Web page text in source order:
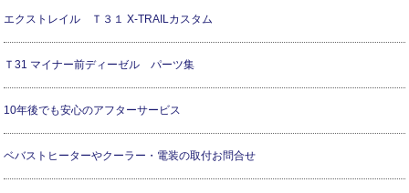
エクストレイル Ｔ３１ X-TRAILカスタム
Ｔ31 マイナー前ディーゼル パーツ集
10年後でも安心のアフターサービス
ベバストヒーターやクーラー・電装の取付お問合せ